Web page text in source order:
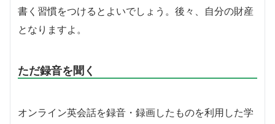
書く習慣をつけるとよいでしょう。後々、自分の財産
となりますよ。
ただ録音を聞く
オンライン英会話を録音・録画したものを利用した学